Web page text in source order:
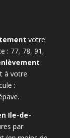
votre
: 77, 78, 91,
à votre
:
Ile-de-
par